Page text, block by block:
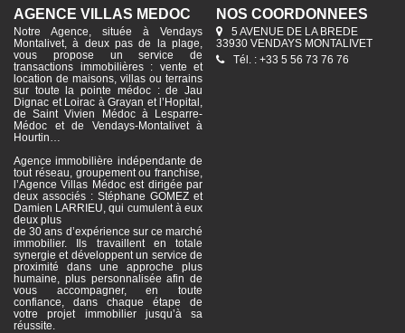
AGENCE VILLAS MÉDOC
Notre Agence, située à Vendays
Montalivet, à deux pas de la plage,
vous propose un service de
transactions immobilières : vente et
location de maisons, villas ou terrains
sur toute la pointe médoc : de Jau
Dignac et Loirac à Grayan et l’Hopital,
de Saint Vivien Médoc à Lesparre-
Médoc et de Vendays-Montalivet à
Hourtin…
Agence immobilière indépendante de
tout réseau, groupement ou franchise,
l’Agence Villas Médoc est dirigée par
deux associés : Stéphane GOMEZ et
Damien LARRIEU, qui cumulent à eux
deux plus
de 30 ans d’expérience sur ce marché
immobilier. Ils travaillent en totale
synergie et développent un service de
proximité dans une approche plus
humaine, plus personnalisée afin de
vous accompagner, en toute
confiance, dans chaque étape de
votre projet immobilier jusqu’à sa
réussite.
NOS COORDONNÉES
5 AVENUE DE LA BREDE
33930 VENDAYS MONTALIVET
Tél. : +33 5 56 73 76 76